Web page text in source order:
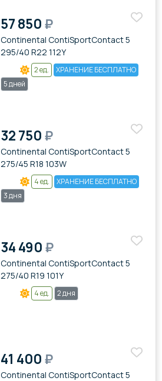
57 850₽
Continental ContiSportContact 5
295/40 R22 112Y
2 ед.
ХРАНЕНИЕ БЕСПЛАТНО
5 дней
32 750₽
Continental ContiSportContact 5
275/45 R18 103W
4 ед.
ХРАНЕНИЕ БЕСПЛАТНО
3 дня
34 490₽
Continental ContiSportContact 5
275/40 R19 101Y
4 ед. 2 дня
41 400₽
Continental ContiSportContact 5